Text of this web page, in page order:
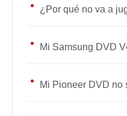
¿Por qué no va a
Mi Samsung DVD
Mi Pioneer DVD no